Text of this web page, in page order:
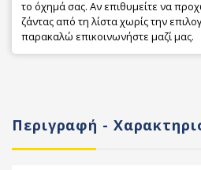
το όχημά σας. Αν επιθυμείτε να
ζάντας από τη λίστα χωρίς την
παρακαλώ επικοινωνήστε μαζί μας.
Περιγραφή -